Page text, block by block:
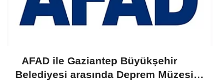
AFAD ile Gaziantep Büyükşehir
Belediyesi arasında Deprem Müzesi